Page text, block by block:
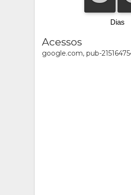
Acessos
google.com, pub-